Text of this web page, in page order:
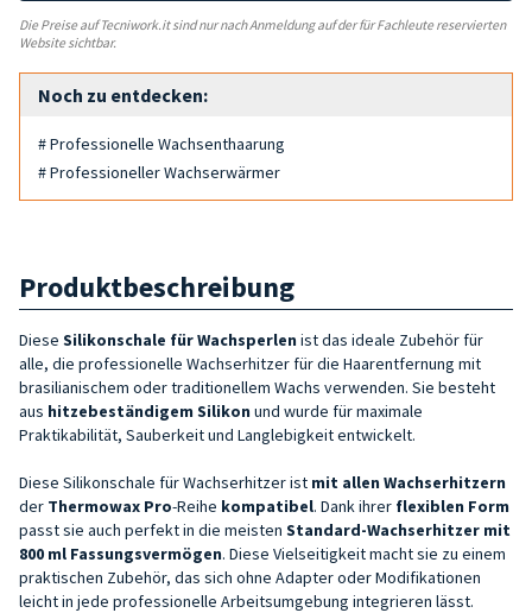
Die Preise auf Tecniwork.it sind nur nach Anmeldung auf der für Fachleute reservierten
Website sichtbar.
Noch zu entdecken:
# Professionelle Wachsenthaarung
# Professioneller Wachserwärmer
Produktbeschreibung
Diese Silikonschale für Wachsperlen ist das ideale Zubehör für
alle, die professionelle Wachserhitzer für die Haarentfernung mit
brasilianischem oder traditionellem Wachs verwenden. Sie besteht
aus hitzebeständigem Silikon und wurde für maximale
Praktikabilität, Sauberkeit und Langlebigkeit entwickelt.
Diese Silikonschale für Wachserhitzer ist mit allen Wachserhitzern
der Thermowax Pro-Reihe kompatibel. Dank ihrer flexiblen Form
passt sie auch perfekt in die meisten Standard-Wachserhitzer mit
800 ml Fassungsvermögen. Diese Vielseitigkeit macht sie zu einem
praktischen Zubehör, das sich ohne Adapter oder Modifikationen
leicht in jede professionelle Arbeitsumgebung integrieren lässt.